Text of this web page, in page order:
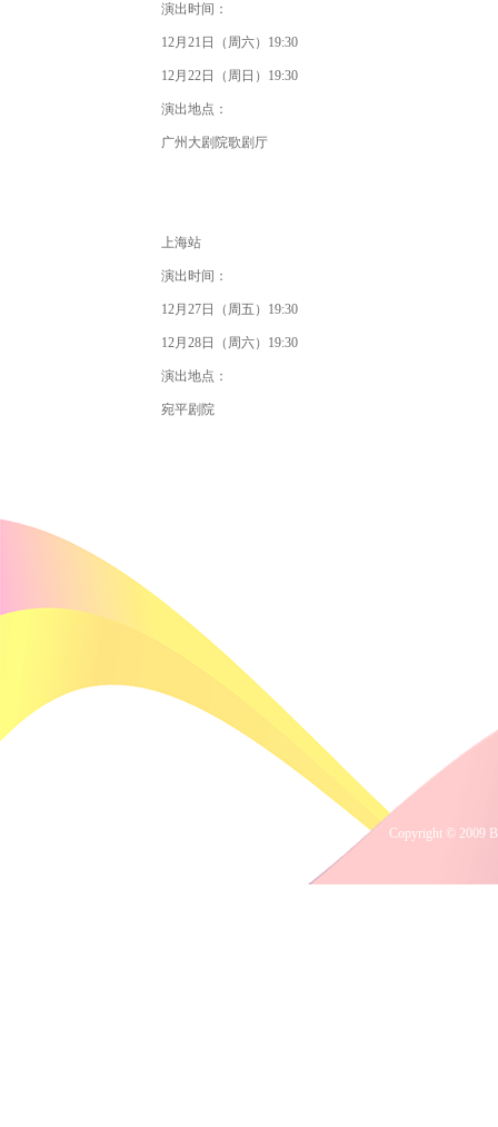
演出时间：
12月21日（周六）19:30
12月22日（周日）19:30
演出地点：
广州大剧院歌剧厅
上海站
演出时间：
12月27日（周五）19:30
12月28日（周六）19:30
演出地点：
宛平剧院
Copyright © 2009